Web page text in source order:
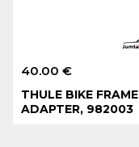
40.00 €
THULE BIKE FRAME
ADAPTER, 982003